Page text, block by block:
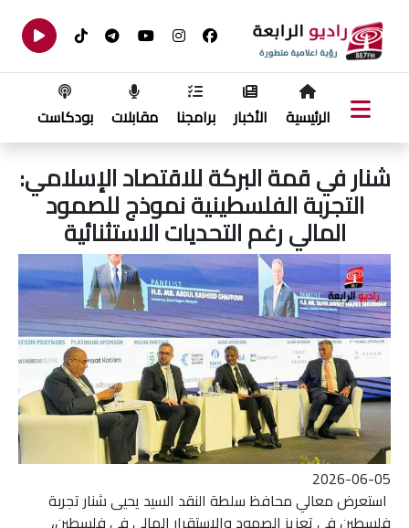
الرئيسية الأخبار برامجنا مقابلات بودكاست
شنار في قمة البركة للاقتصاد الإسلامي:
التجربة الفلسطينية نموذج للصمود
المالي رغم التحديات الاستثنائية
2026-06-05
استعرض معالي محافظ سلطة النقد السيد يحيى شنار تجربة
فلسطين في تعزيز الصمود والاستقرار المالي في فلسطين،